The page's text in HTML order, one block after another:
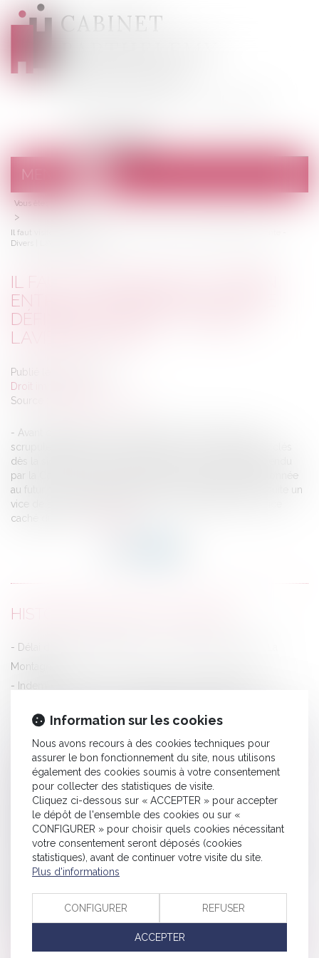
CABINET
MENU
Vous êtes ici :
Il faut visiter son futur bien entre le compromis et l'acte définitif de vente -
Divers | LaVieImmo.com
IL FAUT VISITER SON FUTUR BIEN
ENTRE LE COMPROMIS ET L'ACTE
DÉFINITIF DE VENTE - DIVERS |
LAVIEIMMO.COM
Publié le :
Droit immobilier
Source :
- Avant d'acheter un bien immobilier, mieux vaut l'avoir
scrupuleusement visité, d'autant plus si l'on dispose des clés
dès la signature du compromis de vente. Un jugement rendu
par la Cour de cassation rappelle que cette possibilité donnée
au futur acquéreur réduit ses chances d'invoquer par la suite un
vice de son consentement, erreur ou tromperie, ou un vice
caché du bien...
HISTORIQUE
Délai de prescription pénale : comment ça marche? - La
Montagne
Indemnité d'éviction : indemnisation du locataire des
non-renouvellement du bail - RF CONSEIL
Loi applicable à la recherche de paternité lorsque la mère est
américaine | Dalloz Actualité
Indépendants : un délai de carence de trois jours pour les
arrêts de travail de plus d’une semaine | Dossier Familial
Protection juridique - Vivre avec l'autisme - Ministère des
Affaires sociales et de la Santé
Le changement d'assurance d'un prêt immobilier pose encore
problème - Le Particulier
Sanctions applicables aux constructeurs de maisons
Il faut visiter son futur bien entre le compromis et l'acte définitif
de vente - Divers | LaVieImmo.com
Information sur les cookies
Nous avons recours à des cookies techniques pour
assurer le bon fonctionnement du site, nous utilisons
également des cookies soumis à votre consentement
pour collecter des statistiques de visite.
Cliquez ci-dessous sur « ACCEPTER » pour accepter
le dépôt de l'ensemble des cookies ou sur «
CONFIGURER » pour choisir quels cookies nécessitant
votre consentement seront déposés (cookies
statistiques), avant de continuer votre visite du site.
Plus d'informations
CONFIGURER REFUSER
ACCEPTER